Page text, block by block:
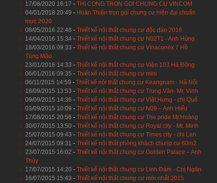
17/08/2020 16:17 - THI CONG TRON GOI CHUNG CU VINCOM
04/01/2018 20:49 - Hoàn Thiện trọn gói chung cư hiện đại chuẩn
mực 2020
08/05/2016 22:48 - Thiết kế nội thất chung cư độc đáo 2016
14/04/2016 15:34- Thiết kế nội thất chung cư N02T1 - Anh Hùng
18/03/2016 09:33 - Thiết kế nội thất chung cư Vinaconex 7 Hồ
Tùng Mậu
23/01/2016 14:33 - Thiết kế nội thất chung cư Viện 103 Hà Đông
06/01/2016 09:35 - Thiết kế nội thất chung cư mini
06/11/2015 14:59 - Thiết kế nội thất chung cư Keangnam - Hà Nội
18/09/2015 13:53 - Thiết kế nội thất chung cư Trung Văn- Mr. Vinh
09/09/2015 14:36 - Thiết kế nội thất chung cư Việt Hưng - chị Quế
03/09/2015 10:09 - Thiết kế nội thất chung cư N09 – Anh Hiếu
17/08/2015 20:56 - Thiết kế nội thất chung cư The pride Mr.Hoàng
30/07/2015 13:50 - Thiết kế nội thất chung cư Royal city - Mr. Minh
25/07/2015 09:43 - Thiết kế nội thất chung cư Times city - chị Lan
24/07/2015 09:31 - Thiết kế nội thất phòng khách chung cư 60m2
23/07/2015 16:02 - Thiết kế nội thất chung cư Golden Palace – Anh
Thủy
17/07/2015 14:20 - Thiết kế nội thất chung cư Linh Đàm - Chị Ngân
16/07/2015 15:43 - Thiết kế nội thất chung cư mới nhất 2015